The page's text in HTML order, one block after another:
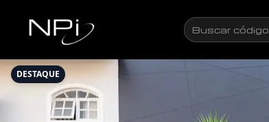
Buscar código
DESTAQUE